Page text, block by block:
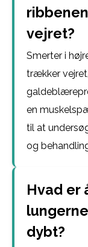
vejret?
Smerter i
trækker
en
til at
og
Hvad er
dybt?